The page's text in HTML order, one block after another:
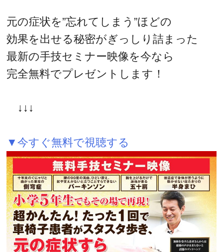
元の症状を”忘れてしまう”ほどの
効果を出せる秘密がぎっしり詰まった
最新の手技セミナー映像を今なら
完全無料でプレゼントします！
↓↓↓
▼今すぐ無料で視聴する